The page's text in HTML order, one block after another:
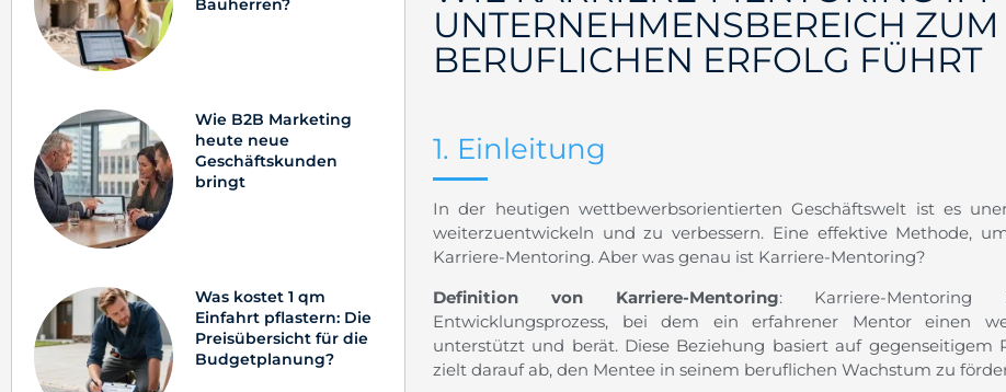
Wie B2B Marketing
heute neue
Geschäftskunden
bringt
Was kostet 1 qm
Einfahrt pflastern: Die
Preisübersicht für die
Budgetplanung?
UNTERNEHMENSBEREICH ZUM
BERUFLICHEN ERFOLG FÜHRT
1. Einleitung
In der heutigen wettbewerbsorientierten Geschäftswelt ist es
weiterzuentwickeln und zu verbessern. Eine effektive Methode,
Karriere-Mentoring. Aber was genau ist Karriere-Mentoring?
Definition von Karriere-Mentoring: Karriere-Mentoring
Entwicklungsprozess, bei dem ein erfahrener Mentor einen
unterstützt und berät. Diese Beziehung basiert auf gegenseitigem
zielt darauf ab, den Mentee in seinem beruflichen Wachstum zu